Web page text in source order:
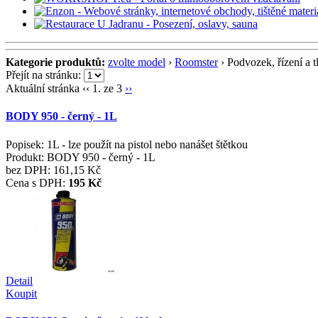
Kategorie produktů: zvolte model › Roomster› Podvozek, řízení a
Přejít na stránku:
Aktuální stránka ‹‹ 1. ze 3 ››
BODY 950 - černý - 1L
Popisek: 1L - lze použít na pistol nebo nanášet štětkou
Produkt: BODY 950 - černý - 1L
bez DPH: 161,15 Kč
Cena s DPH: 195 Kč
Detail
Koupit